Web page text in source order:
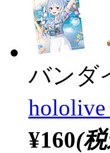
バンダ
hololive
¥160(